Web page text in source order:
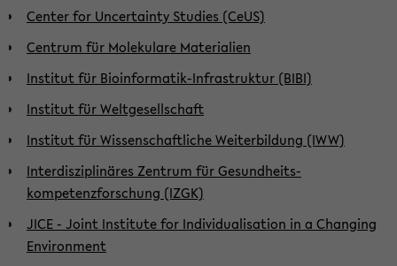
Center for Uncertainty Studies (CeUS)
Centrum für Molekulare Materialien
Institut für Bioinformatik-Infrastruktur (BIBI)
Institut für Weltgesellschaft
Institut für Wissenschaftliche Weiterbildung (IWW)
Interdisziplinäres Zentrum für Gesund­heits­
kompetenzforschung (IZGK)
JICE - Joint Institute for Individualisation in a Changing
Environment